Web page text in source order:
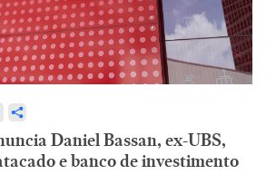
Daniel Bassan, ex-UBS,
e banco de investimento